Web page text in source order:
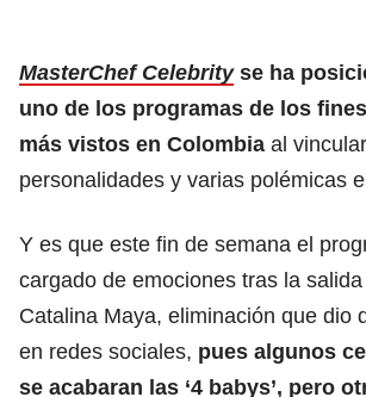
MasterChef Celebrityse ha
uno de los programas de los
más vistos en Colombia al
personalidades y varias polémicas
Y es que este fin de semana el
cargado de emociones tras la
Catalina Maya, eliminación que dio
en redes sociales, pues algunos
se acabaran las ‘4 babys’, pero